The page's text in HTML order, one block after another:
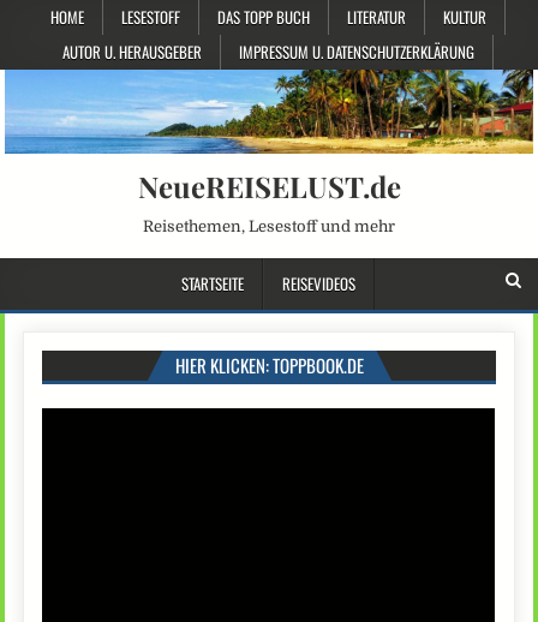
HOME LESESTOFF DAS TOPP BUCH LITERATUR
KULTUR
AUTOR U. HERAUSGEBER
IMPRESSUM U. DATENSCHUTZERKLÄRUNG
NeueREISELUST.de
Reisethemen, Lesestoff und mehr
STARTSEITE REISEVIDEOS
HIER KLICKEN: TOPPBOOK.DE